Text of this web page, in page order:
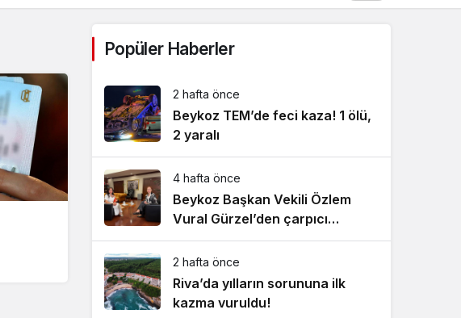
Popüler Haberler
2 hafta önce
Beykoz TEM’de feci kaza! 1 ölü,
2 yaralı
4 hafta önce
Beykoz Başkan Vekili Özlem
Vural Gürzel’den çarpıcı
açıklamalar!
2 hafta önce
Riva’da yılların sorununa ilk
kazma vuruldu!